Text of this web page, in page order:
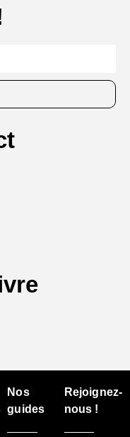
Nos
guides
Rejoignez-
nous !